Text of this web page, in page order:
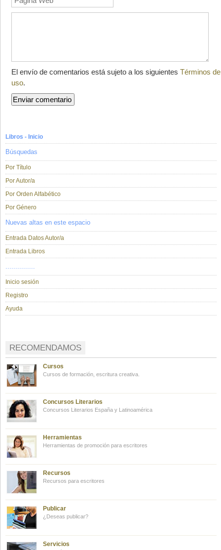
El envío de comentarios está sujeto a los siguientes Términos de
uso.
Libros - Inicio
Búsquedas
Por Título
Por Autor/a
Por Orden Alfabético
Por Género
Nuevas altas en este espacio
Entrada Datos Autor/a
Entrada Libros
...............
Inicio sesión
Registro
Ayuda
RECOMENDAMOS
Cursos
Cursos de formación, escritura creativa.
Concursos Literarios
Concursos Literarios España y Latinoamérica
Herramientas
Herramientas de promoción para escritores
Recursos
Recursos para escritores
Publicar
¿Deseas publicar?
Servicios